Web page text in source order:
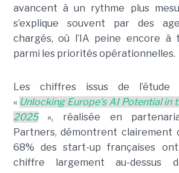
avancent à un rythme plus
s’explique souvent par des
chargés, où l’IA peine encore à
parmi les priorités
Les chiffres issus de l’étude
« Unlocking Europe's AI Potential in
2025», réalisée en
Partners, démontrent clairement
68% des start-up françaises
chiffre largement au-dessus